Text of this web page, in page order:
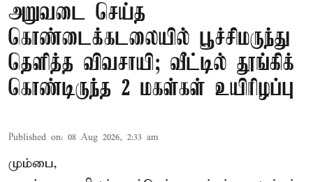
அறுவடை செய்த
கொண்டைக்கடலையில் பூச்சிமருந்து
தெளித்த விவசாயி; வீட்டில் தூங்கிக்
கொண்டிருந்த 2 மகள்கள் உயிரிழப்பு
Published on: 08 Aug 2026, 2:33 am
மும்பை,